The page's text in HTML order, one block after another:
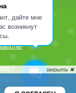
дайте мне
возникнут
тел.: